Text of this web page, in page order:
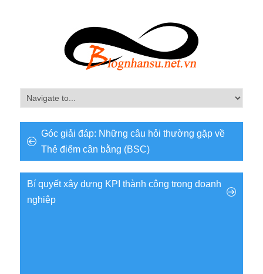
Góc giải đáp: Những câu hỏi thường gặp về
Thẻ điểm cân bằng (BSC)
Bí quyết xây dựng KPI thành công trong doanh
nghiệp